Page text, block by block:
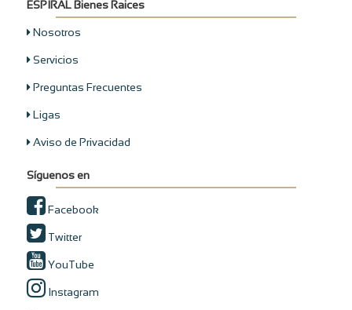
ESPIRAL Bienes Raices
Nosotros
Servicios
Preguntas Frecuentes
Ligas
Aviso de Privacidad
Síguenos en
Facebook
Twitter
YouTube
Instagram